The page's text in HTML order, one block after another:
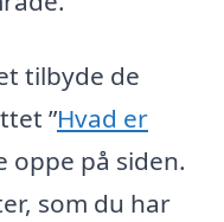
tilbyde de
”Hvad er
oppe på siden.
som du har